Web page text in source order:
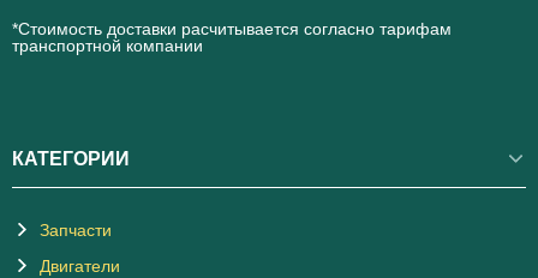
*Стоимость доставки расчитывается согласно тарифам
транспортной компании
КАТЕГОРИИ
Запчасти
Двигатели